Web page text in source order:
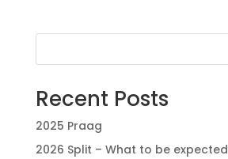
Recent Posts
2025 Praag
2026 Split – What to be expected